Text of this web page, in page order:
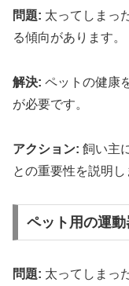
問題: 太ってしまっ
る傾向があります。
解決: ペットの健康
が必要です。
アクション: 飼い主
との重要性を説明し
ペット用の運
問題: 太ってしまっ